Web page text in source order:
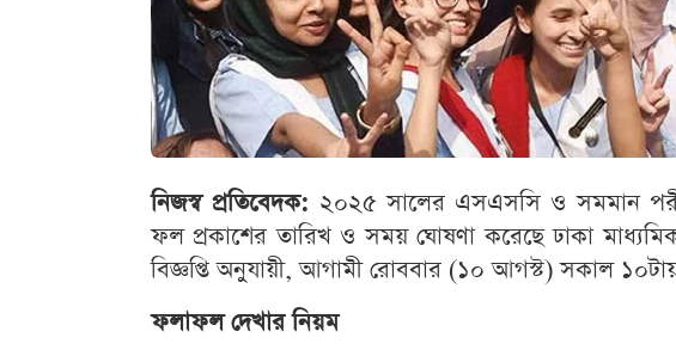
নিজস্ব প্রতিবেদক: ২০২৫ সালের এসএসসি ও সমমান
ফল প্রকাশের তারিখ ও সময় ঘোষণা করেছে ঢাকা মাধ্যমিক
বিজ্ঞপ্তি অনুযায়ী, আগামী রোববার (১০ আগস্ট) সকাল
ফলাফল দেখার নিয়ম